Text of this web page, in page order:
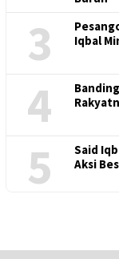
3
Iqbal
4
5
Said
Aksi